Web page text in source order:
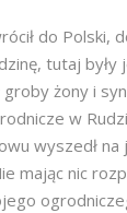
do Polski,
tutaj były
groby żony i
w
wyszedł
mając nic